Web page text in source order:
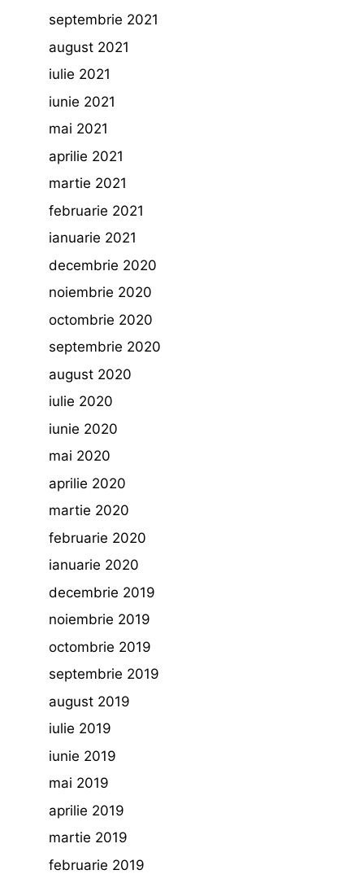
septembrie 2021
august 2021
iulie 2021
iunie 2021
mai 2021
aprilie 2021
martie 2021
februarie 2021
ianuarie 2021
decembrie 2020
noiembrie 2020
octombrie 2020
septembrie 2020
august 2020
iulie 2020
iunie 2020
mai 2020
aprilie 2020
martie 2020
februarie 2020
ianuarie 2020
decembrie 2019
noiembrie 2019
octombrie 2019
septembrie 2019
august 2019
iulie 2019
iunie 2019
mai 2019
aprilie 2019
martie 2019
februarie 2019